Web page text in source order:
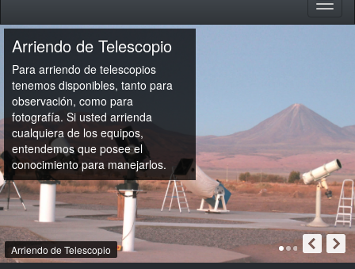
Arriendo de Telescopio
Para arriendo de telescopios
tenemos disponibles, tanto para
observación, como para
fotografía. Si usted arrienda
cualquiera de los equipos,
entendemos que posee el
conocimiento para manejarlos.
Arriendo de Telescopio